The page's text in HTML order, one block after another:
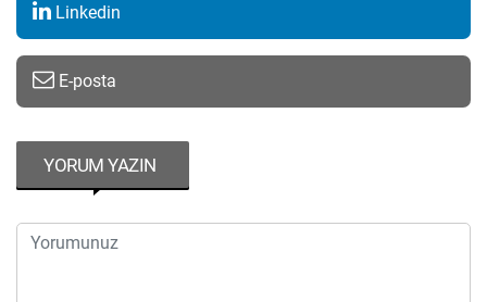
Linkedin
E-posta
YORUM YAZIN